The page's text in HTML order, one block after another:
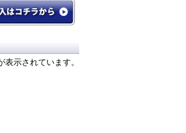
示されています。